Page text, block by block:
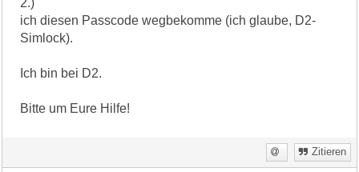
ich diesen Passcode wegbekomme (ich glaube, D2-
Simlock).
Ich bin bei D2.
Bitte um Eure Hilfe!
Zitieren